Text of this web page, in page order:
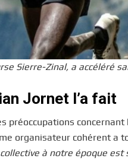
Sierre-Zinal, a accéléré
Jornet l’a fait
préoccupations
organisateur cohérent
collective à notre époque